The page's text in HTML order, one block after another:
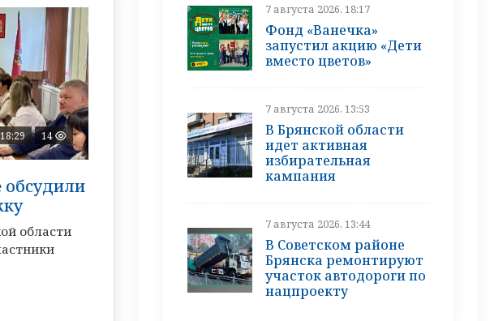
14
области
7 августа 2026, 18:17
Фонд «Ванечка»
запустил акцию «Дети
вместо цветов»
7 августа 2026, 13:53
В Брянской области
идет активная
избирательная
кампания
7 августа 2026, 13:44
В Советском районе
Брянска ремонтируют
участок автодороги по
нацпроекту